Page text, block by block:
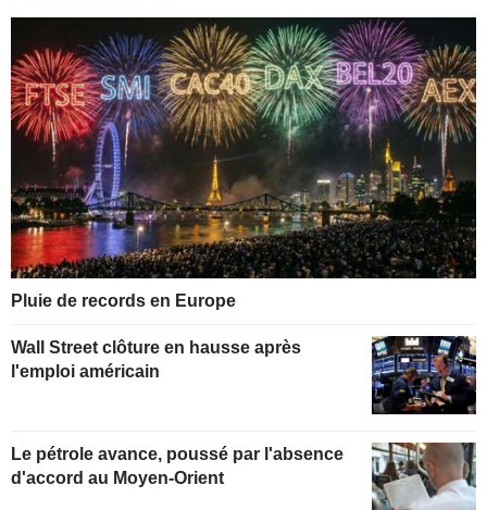
Pluie de records en Europe
Wall Street clôture en hausse après
l'emploi américain
Le pétrole avance, poussé par l'absence
d'accord au Moyen-Orient